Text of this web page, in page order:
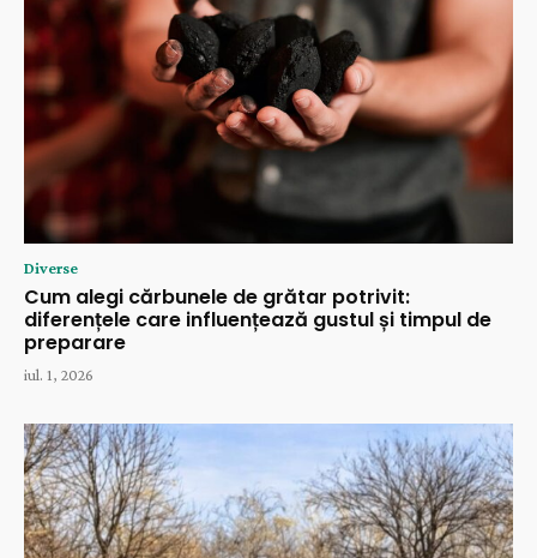
Diverse
Cum alegi cărbunele de grătar potrivit:
diferențele care influențează gustul și timpul de
preparare
iul. 1, 2026